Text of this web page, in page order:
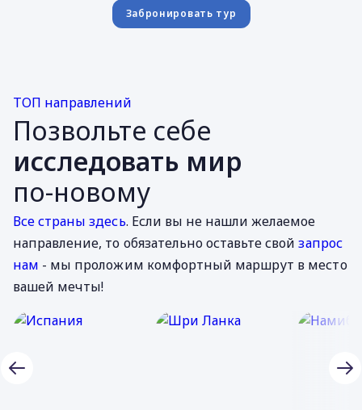
Забронировать тур
ТОП направлений
Позвольте себе
исследовать мир
по-новому
Все страны здесь. Если вы не нашли желаемое
направление, то обязательно оставьте свойзапрос
нам - мы проложим комфортный маршрут в место
вашей мечты!